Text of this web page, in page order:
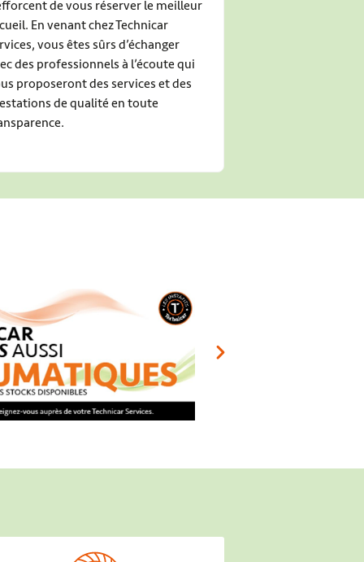
de vous réserver le meilleur
En venant chez Technicar
vous êtes sûrs d’échanger
des professionnels à l’écoute qui
proposeront des services et des
de qualité en toute